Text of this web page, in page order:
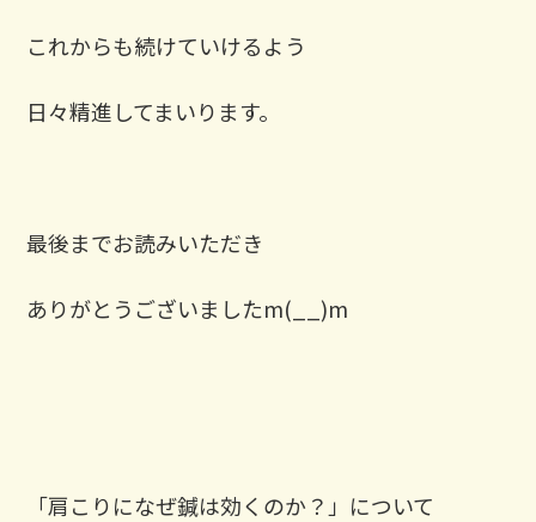
これからも続けていけるよう
日々精進してまいります。
最後までお読みいただき
ありがとうございましたm(__)m
「肩こりになぜ鍼は効くのか？」について